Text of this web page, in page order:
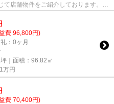
店舗物件をご紹介しております。
費 96,800円)
：0ヶ月
｜面積：96.82㎡
万円
費 70,400円)